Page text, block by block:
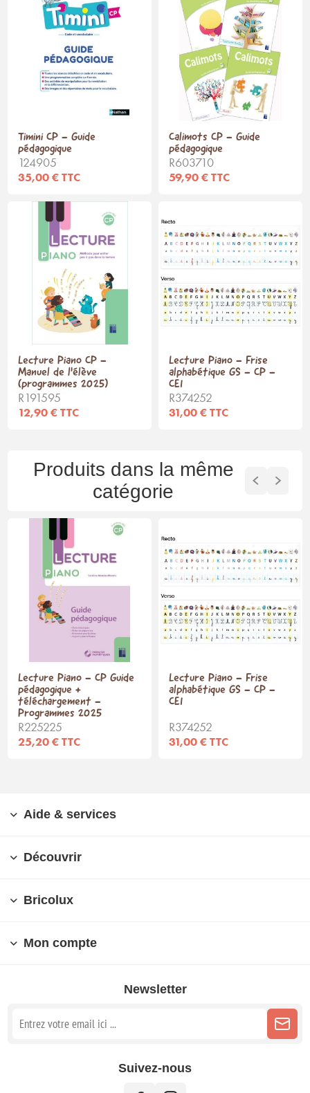
Timini CP - Guide
pédagogique
124905
35,00 € TTC
Calimots CP - Guide
pédagogique
R603710
59,90 € TTC
Lecture Piano CP -
Manuel de l'élève
(programmes 2025)
R191595
12,90 € TTC
Lecture Piano - Frise
alphabétique GS - CP -
CE1
R374252
31,00 € TTC
Produits dans la même
catégorie
Lecture Piano - CP Guide
pédagogique +
téléchargement -
Programmes 2025
R225225
25,20 € TTC
Lecture Piano - Frise
alphabétique GS - CP -
CE1
R374252
31,00 € TTC
Aide & services
Découvrir
Bricolux
Mon compte
Newsletter
Suivez-nous